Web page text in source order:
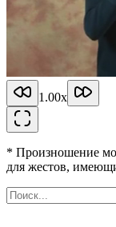
1.00x
* Произношение
для жестов,